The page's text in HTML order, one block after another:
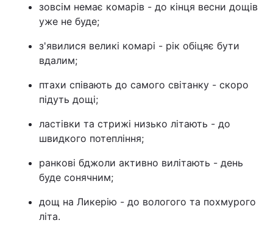
зовсім немає комарів - до кінця весни дощів
уже не буде;
з'явилися великі комарі - рік обіцяє бути
вдалим;
птахи співають до самого світанку - скоро
підуть дощі;
ластівки та стрижі низько літають - до
швидкого потепління;
ранкові бджоли активно вилітають - день
буде сонячним;
дощ на Ликерію - до вологого та похмурого
літа.